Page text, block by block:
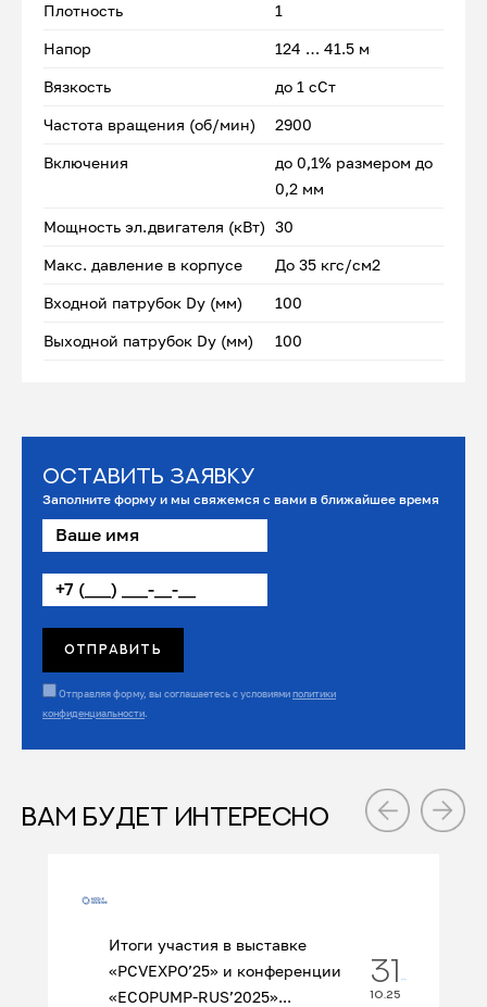
Плотность 1
Напор 124 … 41.5 м
Вязкость до 1 сСт
Частота вращения (об/мин) 2900
Включения
до 0,1% размером до
0,2 мм
Мощность эл.двигателя (кВт) 30
Макс. давление в корпусе До 35 кгс/см2
Входной патрубок Dу (мм) 100
Выходной патрубок Dу (мм) 100
Оставить заявку
Заполните форму и мы свяжемся с вами в ближайшее время
Отправляя форму, вы соглашаетесь с условиямиполитики
конфиденциальности.
ВАМ БУДЕТ ИНТЕРЕСНО
Итоги участия в выставке
«PCVEXPO’25» и конференции
«ECOPUMP‑RUS’2025»...
31
10.25